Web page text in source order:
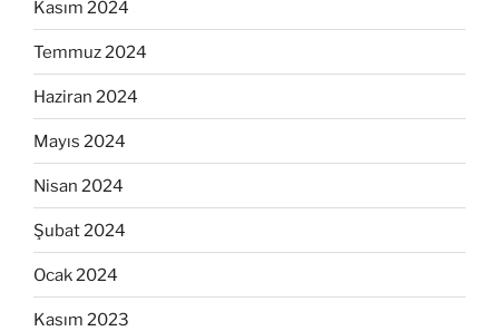
Kasım 2024
Temmuz 2024
Haziran 2024
Mayıs 2024
Nisan 2024
Şubat 2024
Ocak 2024
Kasım 2023